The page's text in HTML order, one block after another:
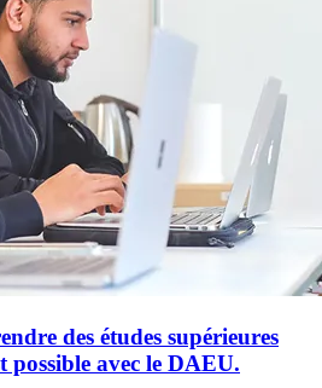
des études supérieures
possible avec le DAEU.